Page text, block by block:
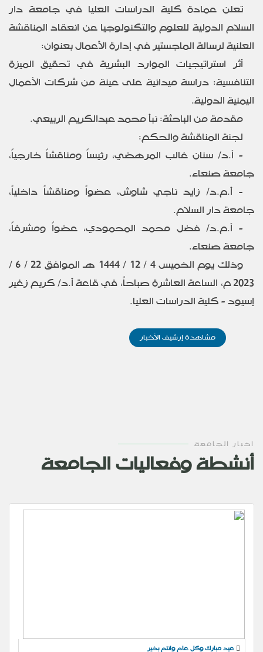
تعلن عمادة كلية الدراسات العليا في جامعة دار
السلام الدولية للعلوم والتكنولوجيا عن انعقاد المناقشة
العلنية لرسالة الماجستير في إدارة الأعمال بعنوان:
أثر استراتيجيات الموارد البشرية في تحقيق الميزة
التنافسية: دراسة ميدانية على عينة من شركات الأعمال
اليمنية الدولية.
مقدمة من الباحثة: نبأ محمد عبدالكريم الربيعي.
لجنة المناقشة والحكم:
- أ.د/ سنان غالب المرهضي، رئيساً ومناقشاً خارجياً،
جامعة صنعاء.
- أ.م.د/ زايد ناجي شاوش، عضواً ومناقشاً داخلياً،
جامعة دار السلام.
- أ.م.د/ فضل محمد المحمودي، عضواً ومشرفاً،
جامعة صنعاء.
وذلك يوم الخميس 4 / 12 / 1444 هـ الموافق 22 / 6 /
2023 م، الساعة العاشرة صباحاً، في قاعة أ.د/ كريم زغير
إسيود - كلية الدراسات العليا.
مشاهدة إرشيف الأخبار
اخبار الجامعة
أنشطة وفعاليات الجامعة
عيد مبارك وكل عام وانتم بخير